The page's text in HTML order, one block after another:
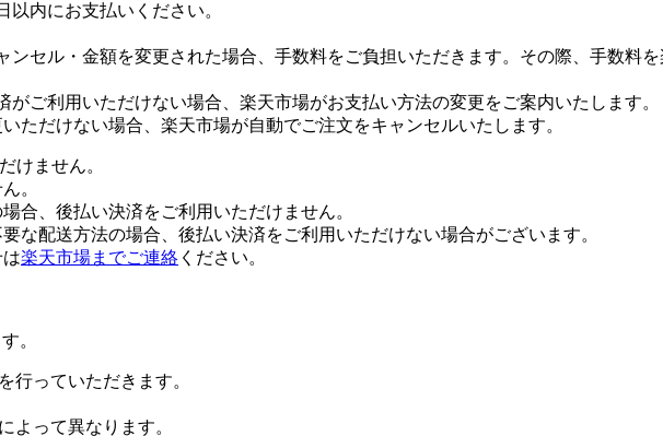
以内にお支払いください。
ンセル・金額を変更された場合、手数料をご負担いただきます。その際、手数料
ご利用いただけない場合、楽天市場がお支払い方法の変更をご案内いたします。
ただけない場合、楽天市場が自動でご注文をキャンセルいたします。
けません。
。
合、後払い決済をご利用いただけません。
な配送方法の場合、後払い決済をご利用いただけない場合がございます。
楽天市場までご連絡 ください。
。
行っていただきます。
よって異なります。